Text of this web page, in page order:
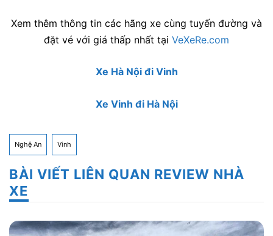
Xem thêm thông tin các hãng xe cùng tuyến đường và
đặt vé với giá thấp nhất tại VeXeRe.com
Xe Hà Nội đi Vinh
Xe Vinh đi Hà Nội
Nghệ An Vinh
BÀI VIẾT LIÊN QUAN REVIEW NHÀ
XE